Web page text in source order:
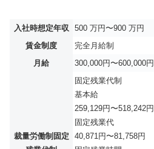
入社時想定年収
500 万円〜900 万円
賃金制度
完全月給制
月給
300,000円〜600,000円
裁量労働制固定
固定残業代制
基本給
259,129円〜518,242円
固定残業代
40,871円〜81,758円